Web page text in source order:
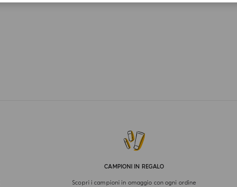
CAMPIONI IN REGALO
Scopri i campioni in omaggio con ogni ordine